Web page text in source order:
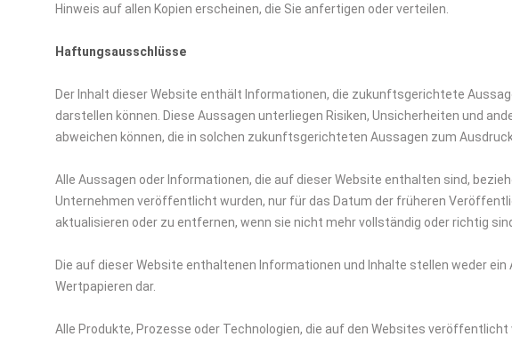
Hinweis auf allen Kopien erscheinen, die Sie anfertigen oder verteilen.
Haftungsausschlüsse
Der Inhalt dieser Website enthält Informationen, die zukunftsgerichtete
darstellen können. Diese Aussagen unterliegen Risiken, Unsicherheiten und
abweichen können, die in solchen zukunftsgerichteten Aussagen zum
Alle Aussagen oder Informationen, die auf dieser Website enthalten sind,
Unternehmen veröffentlicht wurden, nur für das Datum der früheren
aktualisieren oder zu entfernen, wenn sie nicht mehr vollständig oder richtig
Die auf dieser Website enthaltenen Informationen und Inhalte stellen weder
Wertpapieren dar.
Alle Produkte, Prozesse oder Technologien, die auf den Websites